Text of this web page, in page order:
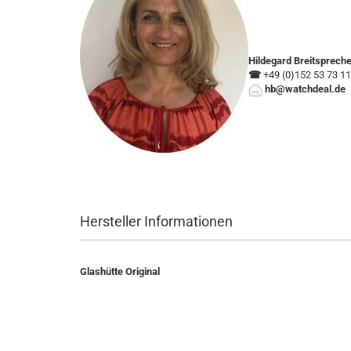
Hildegard
☎ +49 (0)152 53 73
hb@watchdeal.de
Hersteller Informationen
Glashütte Original